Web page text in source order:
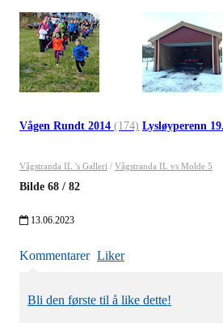
Vågen Rundt 2014 (174) Lysløyperenn
Vågstranda IL 's Galleri / Vågstranda IL vs Molde 5
Bilde 68 / 82
13.06.2023
Kommentarer Liker
Bli den første til å like dette!